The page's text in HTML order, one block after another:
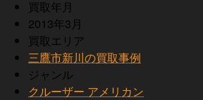
買取年月
2013年3月
買取エリア
三鷹市新川の買取事例
ジャンル
クルーザー アメリカン